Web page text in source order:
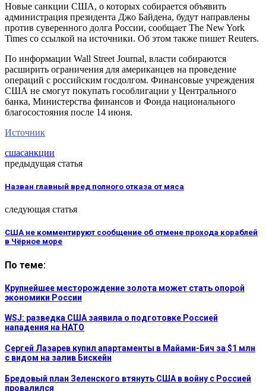
Новые санкции США, о которых собирается объявить
администрация президента Джо Байдена, будут направлены
против суверенного долга России, сообщает The New York
Times со ссылкой на источники. Об этом также пишет Reuters.
По информации Wall Street Journal, власти собираются
расширить ограничения для американцев на проведение
операций с российским госдолгом. Финансовые учреждения
США не смогут покупать гособлигации у Центрального
банка, Министерства финансов и Фонда национального
благосостояния после 14 июня.
Источник
сшасанкции
предыдущая статья
Назван главный вред полного отказа от мяса
следующая статья
США не комментируют сообщение об отмене прохода кораблей
в Чёрное море
По теме:
Крупнейшее месторождение золота может стать опорой
экономики России
WSJ: разведка США заявила о подготовке Россией
нападения на НАТО
Сергей Лазарев купил апартаменты в Майами-Бич за $1 млн
с видом на залив Бискейн
Бредовый план Зеленского втянуть США в войну с Россией
провалился